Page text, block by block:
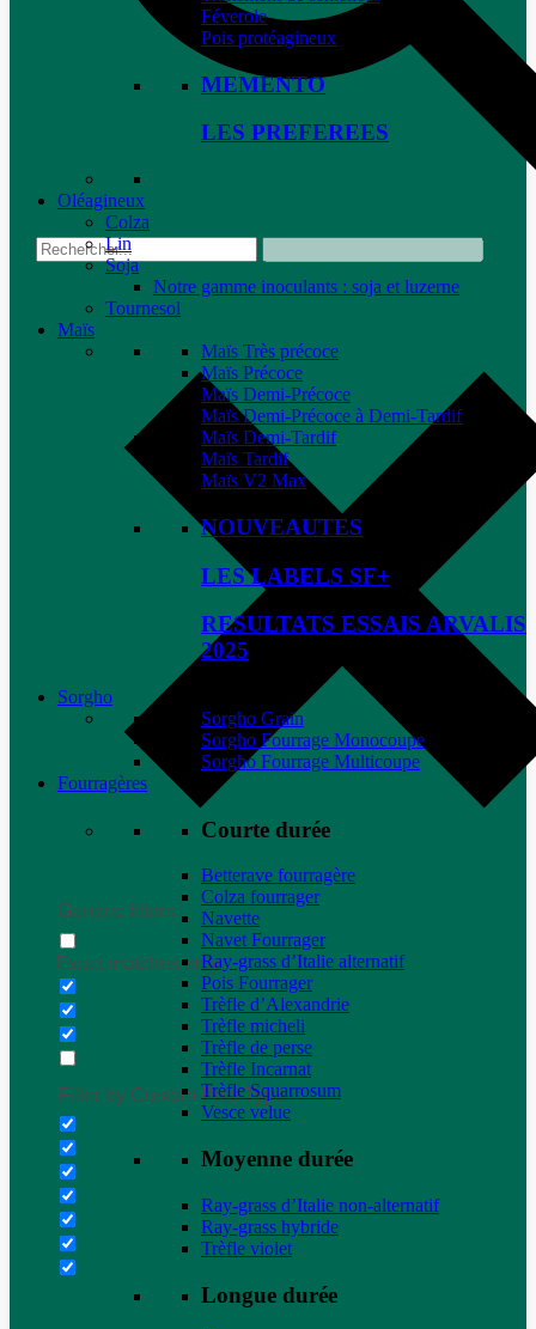
Generic filters
Exact matches only
Filter by Custom Post Type
Féverole
Pois protéagineux
MEMENTO
LES PREFEREES
Oléagineux
Colza
Lin
Soja
Notre gamme inoculants : soja et luzerne
Tournesol
Maïs
Maïs Très précoce
Maïs Précoce
Maïs Demi-Précoce
Maïs Demi-Précoce à Demi-Tardif
Maïs Demi-Tardif
Maïs Tardif
Maïs V2 Max
NOUVEAUTES
LES LABELS SF+
RESULTATS ESSAIS ARVALIS
2025
Sorgho
Sorgho Grain
Sorgho Fourrage Monocoupe
Sorgho Fourrage Multicoupe
Fourragères
Courte durée
Betterave fourragère
Colza fourrager
Navette
Navet Fourrager
Ray-grass d’Italie alternatif
Pois Fourrager
Trèfle d’Alexandrie
Trèfle micheli
Trèfle de perse
Trèfle Incarnat
Trèfle Squarrosum
Vesce velue
Moyenne durée
Ray-grass d’Italie non-alternatif
Ray-grass hybride
Trèfle violet
Longue durée